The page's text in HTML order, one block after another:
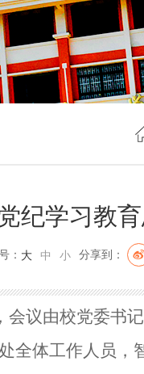
纪学习教
： 大 中 小 分享到：
会议由校党委书
全体工作人员，